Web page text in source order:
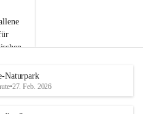
u
e
d
Naturpark
•27. Feb. 2026